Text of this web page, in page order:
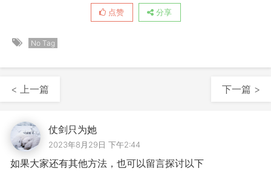
点赞 分享
No Tag
< 上一篇 下一篇 >
仗剑只为她
2023年8月29日 下午2:44
如果大家还有其他方法，也可以留言探讨以下